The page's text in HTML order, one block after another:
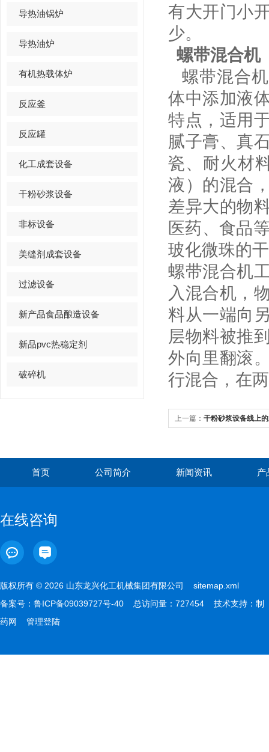
导热油锅炉
导热油炉
有机热载体炉
反应釜
反应罐
化工成套设备
干粉砂浆设备
非标设备
美缝剂成套设备
过滤设备
新产品食品酿造设备
新品pvc热稳定剂
破碎机
有大开门小
少。
螺带混合机
螺带混合
体中添加液
特点，适用
腻子膏、真
瓷、耐火材
液）的混合
差异大的物
医药、食品
玻化微珠的
螺带混合机
入混合机，
料从一端向
层物料被推
外向里翻滚
行混合，在
上一篇： 干粉砂浆设备线上
首页 公司简介 新闻资讯 产
在线咨询
版权所有 © 2026 山东龙兴化工机械集团有限公司 sitemap.xml
备案号： 鲁ICP备09039727号-40 总访问量：727454 技术支持： 制
药网
管理登陆